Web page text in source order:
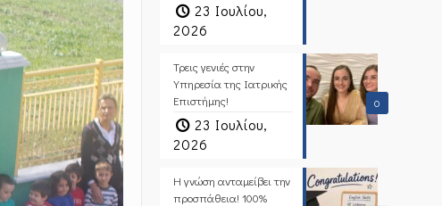
23 Ιουλίου,
2026
0
Τρεις γενιές στην
Υπηρεσία της Ιατρικής
Επιστήμης!
23 Ιουλίου,
2026
Η γνώση ανταμείβει την
προσπάθεια! 100%